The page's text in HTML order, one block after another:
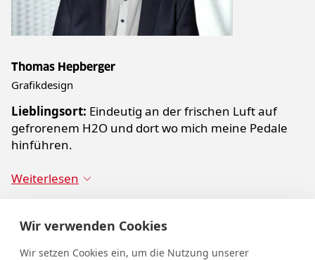
Thomas Hepberger
Grafikdesign
Lieblingsort: Eindeutig an der frischen Luft auf
gefrorenem H2O und dort wo mich meine Pedale
hinführen.
Weiterlesen
Wir verwenden Cookies
Wir setzen Cookies ein, um die Nutzung unserer